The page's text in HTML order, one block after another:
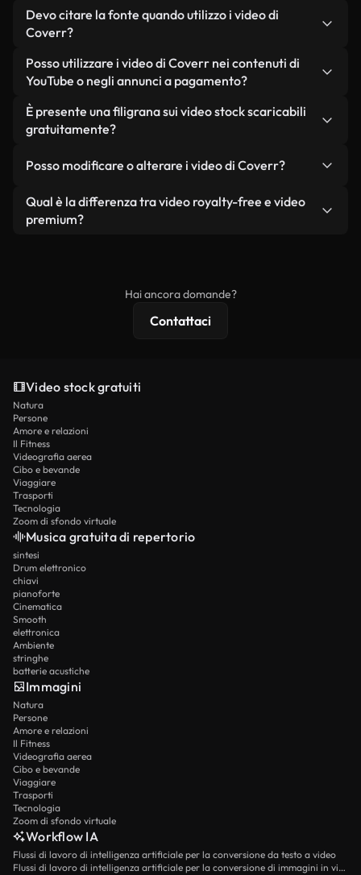
mantengono alta la qualità, riducono al minimo i
tempi di caricamento e migliorano parametri
come LCP.
Puoi crearne uno all'istante utilizzando Coverr AI
Studio. Ti basta descrivere la scena, ad esempio
secondi un video personalizzato in conformità con
i nostri standard di licenza.
Devo citare la fonte quando utilizzo i video di
Coverr?
Non è richiesto alcun riconoscimento dell'autore.
Tutti i video presenti nella nostra libreria sono
senza citare il creatore, sebbene sia sempre
gradito.
Posso utilizzare i video di Coverr nei contenuti di
YouTube o negli annunci a pagamento?
Sì. Tutti i filmati di Coverr possono essere utilizzati
in video monetizzati su YouTube, promozioni sui
condizione che non si rivendano o ridistribuiscano
È presente una filigrana sui video stock scaricabili
gratuitamente?
reali o generati dall'intelligenza artificiale, include
filigrane. Avrai a disposizione filmati puliti e pronti
all'uso.
Posso modificare o alterare i video di Coverr?
Sì. Siete liberi di tagliare, ritagliare o remixare i
nostri video. Assicuratevi solo che il prodotto
Qual è la differenza tra video royalty-free e video
premium?
Hai ancora domande?
Contattaci
Video stock gratuiti
Natura
Persone
Amore e relazioni
Il Fitness
Videografia aerea
Cibo e bevande
Viaggiare
Trasporti
Tecnologia
Zoom di sfondo virtuale
Musica gratuita di repertorio
sintesi
Drum elettronico
chiavi
pianoforte
Cinematica
Smooth
elettronica
Ambiente
stringhe
batterie acustiche
Immagini
Natura
Persone
Amore e relazioni
Il Fitness
Videografia aerea
Cibo e bevande
Viaggiare
Trasporti
Tecnologia
Zoom di sfondo virtuale
Workflow IA
Flussi di lavoro di intelligenza artificiale per la conversione da testo a video
Flussi di lavoro di intelligenza artificiale per la conversione di immagini in video